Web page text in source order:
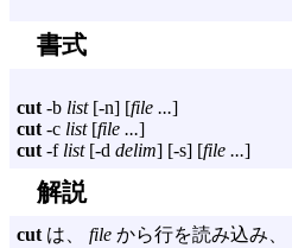
書式
cut -b list[-n] [file ...]
cut -c list[file ...]
cut -f list[-d delim] [-s] [file ...]
解説
cut は、 file から行を読み込み、